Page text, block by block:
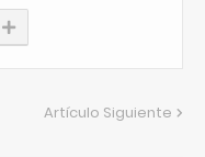
Artículo Siguiente